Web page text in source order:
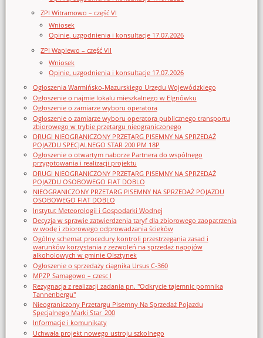
ZPI Witramowo – część VI
Wniosek
Opinie, uzgodnienia i konsultacje 17.07.2026
ZPI Waplewo – część VII
Wniosek
Opinie, uzgodnienia i konsultacje 17.07.2026
Ogłoszenia Warmińsko-Mazurskiego Urzędu Wojewódzkiego
Ogłoszenie o najmie lokalu mieszkalnego w Elgnówku
Ogłoszenie o zamiarze wyboru operatora
Ogłoszenie o zamiarze wyboru operatora publicznego transportu
zbiorowego w trybie przetargu nieograniczonego
DRUGI NIEOGRANICZONY PRZETARG PISEMNY NA SPRZEDAŻ
POJAZDU SPECJALNEGO STAR 200 PM 18P
Ogłoszenie o otwartym naborze Partnera do wspólnego
przygotowania i realizacji projektu
DRUGI NIEOGRANICZONY PRZETARG PISEMNY NA SPRZEDAŻ
POJAZDU OSOBOWEGO FIAT DOBLO
NIEOGRANICZONY PRZETARG PISEMNY NA SPRZEDAŻ POJAZDU
OSOBOWEGO FIAT DOBLO
Instytut Meteorologii i Gospodarki Wodnej
Decyzja w sprawie zatwierdzenia taryf dla zbiorowego zaopatrzenia
w wodę i zbiorowego odprowadzania ścieków
Ogólny schemat procedury kontroli przestrzegania zasad i
warunków korzystania z zezwoleń na sprzedaż napojów
alkoholowych w gminie Olsztynek
Ogłoszenie o sprzedaży ciągnika Ursus C-360
MPZP Samagowo – czesc I
Rezygnacja z realizacji zadania pn. "Odkrycie tajemnic pomnika
Tannenbergu"
Nieograniczony Przetargu Pisemny Na Sprzedaż Pojazdu
Specjalnego Marki Star_200
Informacje i komunikaty
Uchwała projekt nowego ustroju szkolnego